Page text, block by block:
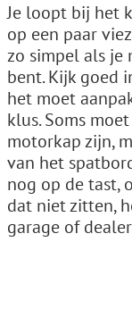
Je loopt bij het
op een paar
zo simpel als je
bent. Kijk goed
het moet
klus. Soms
motorkap zijn,
van het
nog op de tast,
dat niet zitten,
garage of